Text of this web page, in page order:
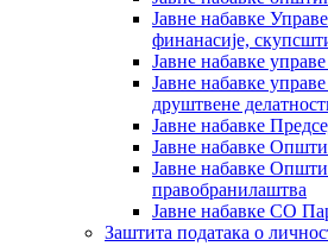
Јавне набавке
финанасије,
Јавне набавке
Јавне набавке
друштвене
Јавне набавке
Јавне набавке
Јавне набавке
правобранилаштва
Јавне набавке СО
Заштита података о